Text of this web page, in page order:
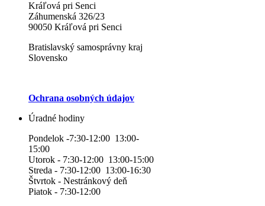
Kráľová pri Senci
Záhumenská 326/23
90050 Kráľová pri Senci
Bratislavský samosprávny kraj
Slovensko
Ochrana osobných údajov
Úradné hodiny
Pondelok -7:30-12:00 13:00-
15:00
Utorok - 7:30-12:00 13:00-15:00
Streda - 7:30-12:00 13:00-16:30
Štvrtok - Nestránkový deň
Piatok - 7:30-12:00